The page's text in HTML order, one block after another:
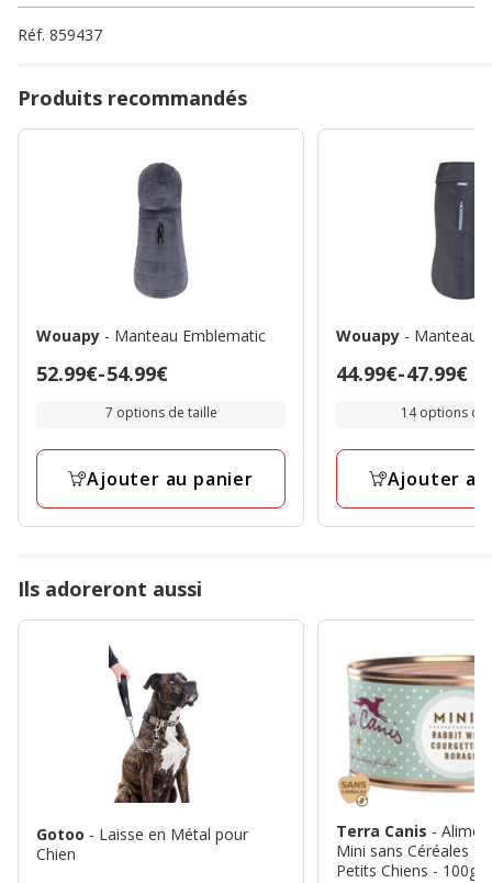
Réf. 859437
Produits recommandés
Wouapy - Manteau Emblematic
Prix
à
54.99€
52.99€-54.99€
7 options de taille
Ajouter au panier
Wouapy - Manteau
Prix
à
47.99€
44.99€-47.99€
14 options de
Ajouter
Ils adoreront aussi
Gotoo - Laisse en Métal pour
Chien
Terra Canis -
Mini sans Céréales
Petits Chiens - 100g